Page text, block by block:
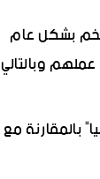
ضخم بشكل عام
عملهم
بالمقارنة